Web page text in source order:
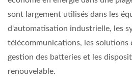
sont largement utilisés dans les
d'automatisation industrielle, les
télécommunications, les solutions
gestion des batteries et les
renouvelable.